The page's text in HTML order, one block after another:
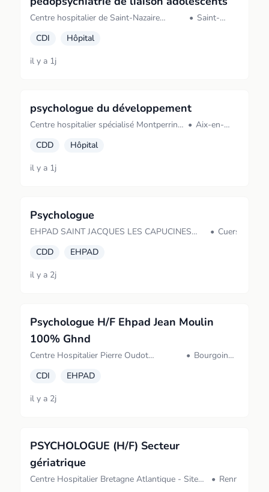
Centre hospitalier de Saint-Nazaire
• Saint-
CDI
Hôpital
il y a 1j
psychologue du développement
Centre hospitalier spécialisé Montperrin
• Aix-en-
CDD
Hôpital
il y a 1j
Psychologue
EHPAD SAINT JACQUES LES CAPUCINES
• Cuers
CDD
EHPAD
il y a 2j
Psychologue H/F Ehpad Jean Moulin
100% Ghnd
Centre Hospitalier Pierre Oudot
• Bourgoin-
CDI
EHPAD
il y a 2j
PSYCHOLOGUE (H/F) Secteur
gériatrique
Centre Hospitalier Bretagne Atlantique - Site
• Rennes